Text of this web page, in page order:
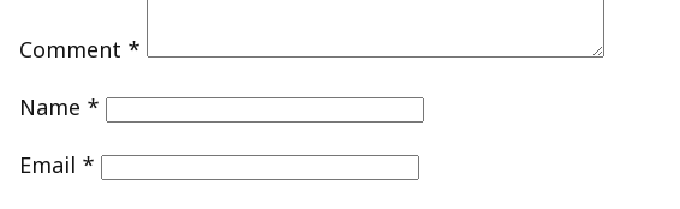
Comment *
Name *
Email *